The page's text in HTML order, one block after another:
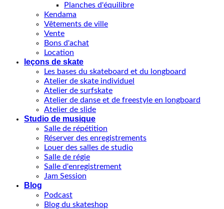
Planches d'équilibre
Kendama
Vêtements de ville
Vente
Bons d'achat
Location
leçons de skate
Les bases du skateboard et du longboard
Atelier de skate individuel
Atelier de surfskate
Atelier de danse et de freestyle en longboard
Atelier de slide
Studio de musique
Salle de répétition
Réserver des enregistrements
Louer des salles de studio
Salle de régie
Salle d'enregistrement
Jam Session
Blog
Podcast
Blog du skateshop